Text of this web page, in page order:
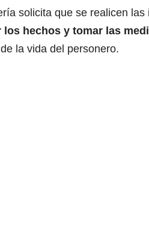
solicita que se realicen
los hechos y tomar las
la vida del personero.